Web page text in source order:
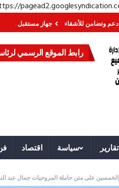
للأشقاء جهاز مستقبل مصر نموذجا..
رابط الموقع الرسمي
تقارير سياسة اقتصاد
والخمسين على متن حاملة المروحيات جمال عبد